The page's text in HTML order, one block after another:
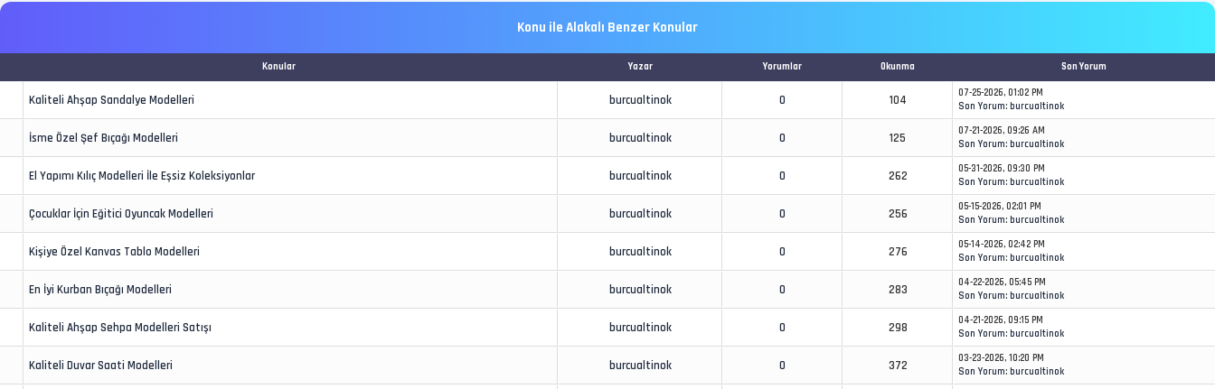
Konu ile Alakalı Benzer Konular
Konular Yazar Yorumlar Okunma Son Yorum
Kaliteli Ahşap Sandalye Modelleri burcualtinok 0 104
07-25-2026, 01:02 PM
Son Yorum: burcualtinok
İsme Özel Şef Bıçağı Modelleri burcualtinok 0 125
07-21-2026, 09:26 AM
Son Yorum: burcualtinok
El Yapımı Kılıç Modelleri İle Eşsiz Koleksiyonlar burcualtinok 0 262
05-31-2026, 09:30 PM
Son Yorum: burcualtinok
Çocuklar İçin Eğitici Oyuncak Modelleri burcualtinok 0 256
05-15-2026, 02:01 PM
Son Yorum: burcualtinok
Kişiye Özel Kanvas Tablo Modelleri burcualtinok 0 276
05-14-2026, 02:42 PM
Son Yorum: burcualtinok
En İyi Kurban Bıçağı Modelleri burcualtinok 0 283
04-22-2026, 05:45 PM
Son Yorum: burcualtinok
Kaliteli Ahşap Sehpa Modelleri Satışı burcualtinok 0 298
04-21-2026, 09:15 PM
Son Yorum: burcualtinok
Kaliteli Duvar Saati Modelleri burcualtinok 0 372
03-23-2026, 10:20 PM
Son Yorum: burcualtinok